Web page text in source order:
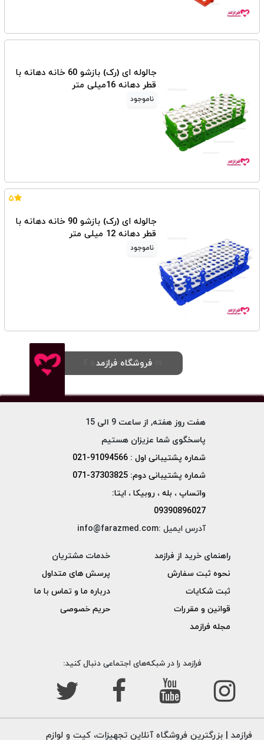
جالوله ای (رک) بازشو 60 خانه دهانه با
قطر دهانه 16میلی متر
ناموجود
جالوله ای (رک) بازشو 90 خانه دهانه با
قطر دهانه 12 میلی متر
ناموجود
۵
فروشگاه فرازمد
Farazmed.com
هفت روز هفته, از ساعت 9 الی 15
پاسخگوی شما عزیزان هستیم
شماره پشتیبانی اول : 91094566-021
شماره پشتیبانی دوم: 37303825-071
واتساپ ، بله ، روبیکا ، ایتا:
09390896027
آدرس ایمیل :info@farazmed.com
راهنمای خرید از فرازمد
نحوه ثبت سفارش
ثبت شکایات
قوانین و مقررات
مجله فرازمد
خدمات مشتریان
پرسش های متداول
درباره ما و تماس با ما
حریم خصوصی
فرازمد را در شبکه‌های اجتماعی دنبال کنید:
فرازمد | بزرگترین فروشگاه آنلاین تجهیزات، کیت و لوازم